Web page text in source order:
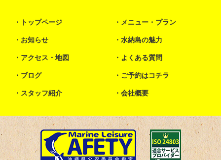
トップページ メニュー・プラン
お知らせ 水納島の魅力
アクセス・地図 よくある質問
ブログ ご予約はコチラ
スタッフ紹介 会社概要